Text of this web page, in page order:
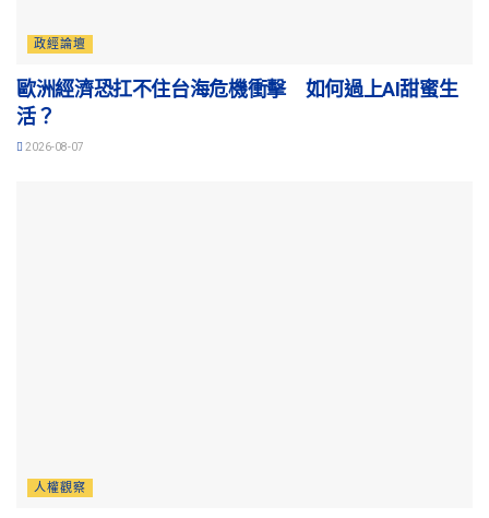
政經論壇
歐洲經濟恐扛不住台海危機衝擊 如何過上AI甜蜜生
活？
2026-08-07
人權觀察